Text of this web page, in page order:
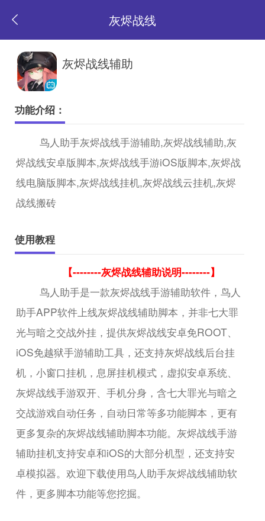
灰烬战线
返
页
灰烬战线辅助
功能介绍：
鸟人助手灰烬战线手游辅助,灰烬战线辅助,灰
烬战线安卓版脚本,灰烬战线手游iOS版脚本,灰烬战
线电脑版脚本,灰烬战线挂机,灰烬战线云挂机,灰烬
战线搬砖
使用教程
【--------灰烬战线辅助说明--------】
鸟人助手是一款灰烬战线手游辅助软件，鸟人
助手APP软件上线灰烬战线辅助脚本，并非七大罪
光与暗之交战外挂，提供灰烬战线安卓免ROOT、
iOS免越狱手游辅助工具，还支持灰烬战线后台挂
机，小窗口挂机，息屏挂机模式，虚拟安卓系统、
灰烬战线手游双开、手机分身，含七大罪光与暗之
交战游戏自动任务，自动日常等多功能脚本，更有
更多复杂的灰烬战线辅助脚本功能。灰烬战线手游
辅助挂机支持安卓和iOS的大部分机型，还支持安
卓模拟器。欢迎下载使用鸟人助手灰烬战线辅助软
件，更多脚本功能等您挖掘。